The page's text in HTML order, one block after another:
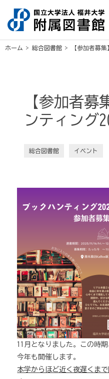
ホーム > 総合図書館 > 【参加者募
【参加者募
ンティング
総合図書館 イベント
11月となりました。この時
今年も開催します。
本学からほど近く夜遅くま